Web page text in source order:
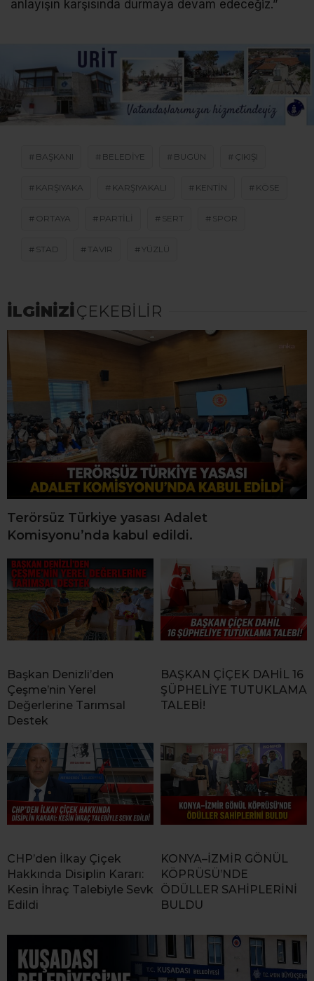
anlayışın karşısında durmaya devam edeceğiz.”
BAŞKANI BELEDIYE BUGÜN ÇIKIŞI
KARŞIYAKA KARŞIYAKALI KENTIN KÖSE
ORTAYA PARTILI SERT SPOR
STAD TAVIR YÜZLÜ
İLGİNİZİÇEKEBİLİR
Terörsüz Türkiye yasası Adalet
Komisyonu’nda kabul edildi.
Başkan Denizli’den
Çeşme’nin Yerel
Değerlerine Tarımsal
Destek
BAŞKAN ÇİÇEK DAHİL 16
ŞÜPHELİYE TUTUKLAMA
TALEBİ!
CHP’den İlkay Çiçek
Hakkında Disiplin Kararı:
Kesin İhraç Talebiyle Sevk
Edildi
KONYA–İZMİR GÖNÜL
KÖPRÜSÜ’NDE
ÖDÜLLER SAHİPLERİNİ
BULDU